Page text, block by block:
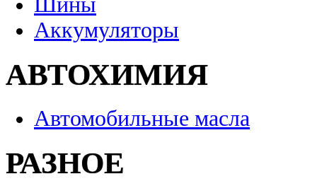
Аккумуляторы
АВТОХИМИЯ
Автомобильные масла
РАЗНОЕ